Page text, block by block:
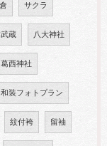
サクラ
蔵 八大神社
葛西神社
和装フォトプラン
紋付袴 留袖